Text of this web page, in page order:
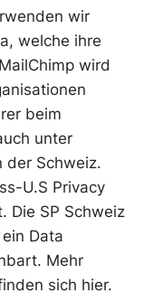
wir
welche ihre
wird
beim
unter
der Schweiz.
U.S Privacy
Die SP Schweiz
Data
Mehr
sich hier.